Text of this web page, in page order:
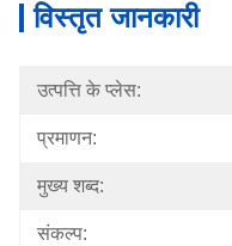
विस्तृत जानकारी
उत्पत्ति के प्लेस:
प्रमाणन:
मुख्य शब्द:
संकल्प: